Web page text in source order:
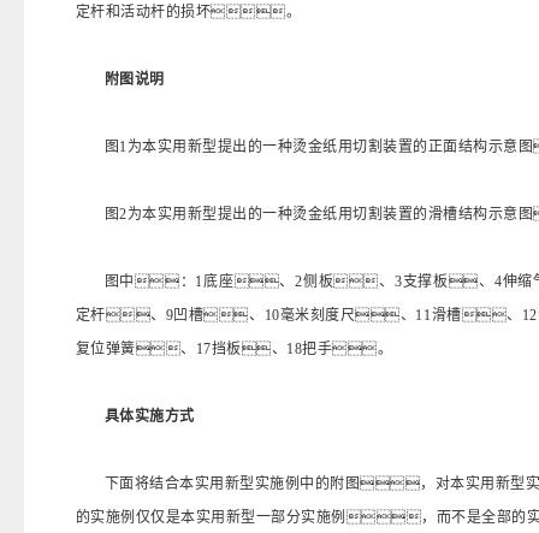
定杆和活动杆的损坏。
附图说明
图1为本实用新型提出的一种烫金纸用切割装置的正面结构示意
图2为本实用新型提出的一种烫金纸用切割装置的滑槽结构示
图中：1底座、2侧板、3支撑板、4伸
定杆、9凹槽、10毫米刻度尺、11滑槽、
复位弹簧、17挡板、18把手。
具体实施方式
下面将结合本实用新型实施例中的附图，对本实用新
的实施例仅仅是本实用新型一部分实施例，而不是全部